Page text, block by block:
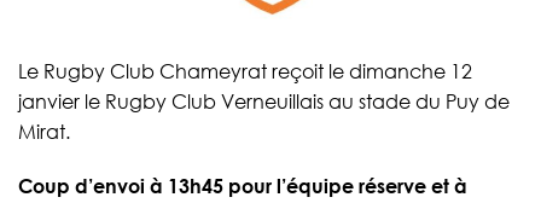
Le Rugby Club Chameyrat reçoit le dimanche 12
janvier le Rugby Club Verneuillais au stade du Puy de
Mirat.
Coup d’envoi à 13h45 pour l’équipe réserve et à